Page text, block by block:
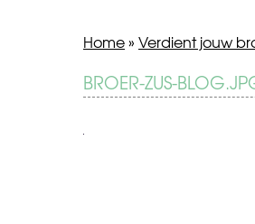
Home» Verdient jouw
BROER-ZUS-
BERICHT
NAVIGATIE
Verdient
jouw
of